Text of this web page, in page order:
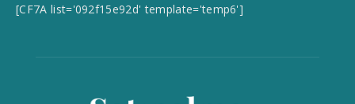
[CF7A list='092f15e92d' template='temp6']